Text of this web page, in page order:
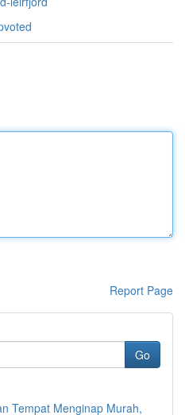
Report Page
Go
Tempat Menginap Murah,